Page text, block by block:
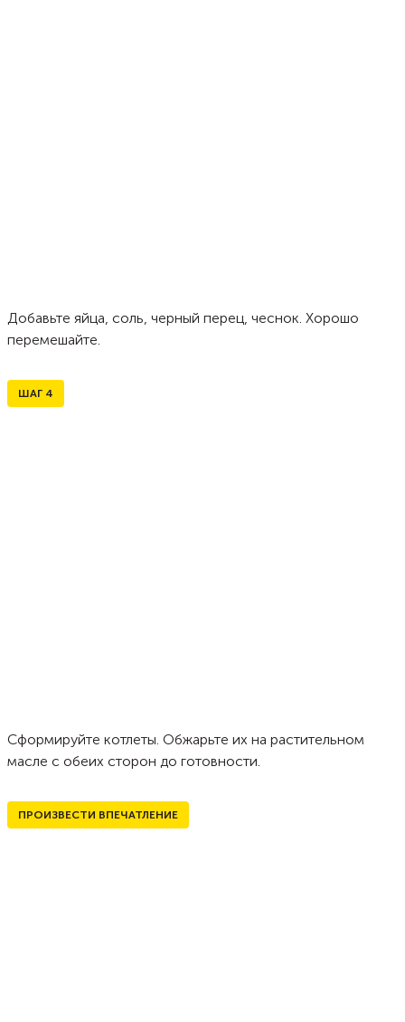
Добавьте яйца, соль, черный перец, чеснок. Хорошо
перемешайте.
ШАГ 4
Сформируйте котлеты. Обжарьте их на растительном
масле с обеих сторон до готовности.
ПРОИЗВЕСТИ ВПЕЧАТЛЕНИЕ